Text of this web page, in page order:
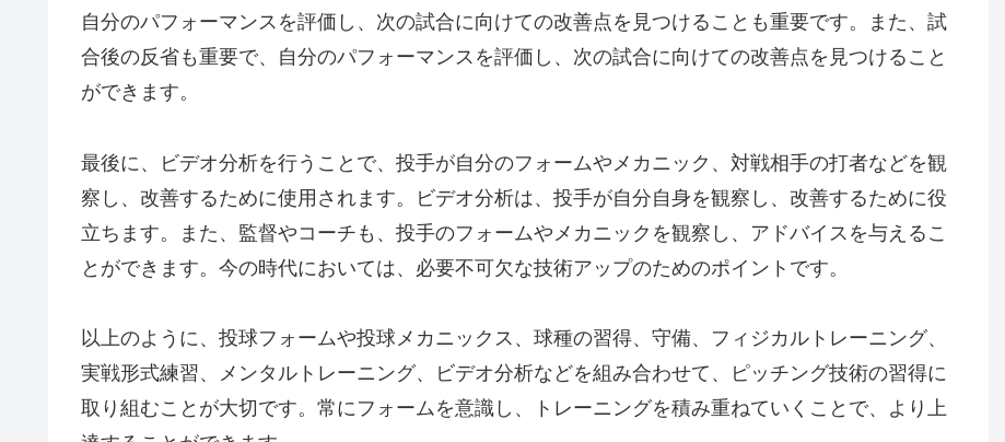
自分のパフォーマンスを評価し、次の試合に向けての改善点を見つけることも重要です。また、試
合後の反省も重要で、自分のパフォーマンスを評価し、次の試合に向けての改善点を見つけること
ができます。
最後に、ビデオ分析を行うことで、投手が自分のフォームやメカニック、対戦相手の打者などを観
察し、改善するために使用されます。ビデオ分析は、投手が自分自身を観察し、改善するために役
立ちます。また、監督やコーチも、投手のフォームやメカニックを観察し、アドバイスを与えるこ
とができます。今の時代においては、必要不可欠な技術アップのためのポイントです。
以上のように、投球フォームや投球メカニックス、球種の習得、守備、フィジカルトレーニング、
実戦形式練習、メンタルトレーニング、ビデオ分析などを組み合わせて、ピッチング技術の習得に
取り組むことが大切です。常にフォームを意識し、トレーニングを積み重ねていくことで、より上